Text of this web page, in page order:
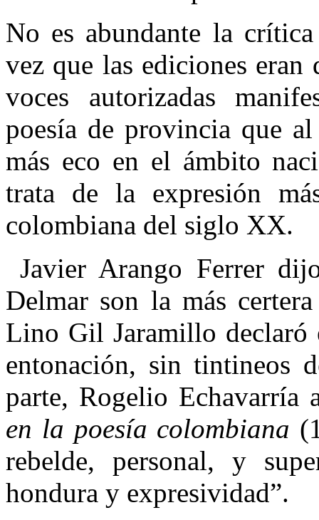
No es abundante la
vez que las ediciones
voces autorizadas
poesía de provincia que
más eco en el ámbito
trata de la expresión
colombiana del siglo XX.
Javier Arango Ferrer
Delmar son la más
Lino Gil Jaramillo declaró
entonación, sin tintineos
parte, Rogelio
en la poesía colombiana
rebelde, personal, y
hondura y expresividad”.